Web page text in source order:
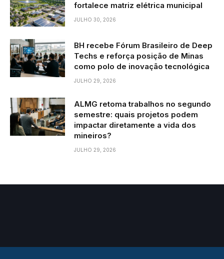
fortalece matriz elétrica municipal
JULHO 30, 2026
BH recebe Fórum Brasileiro de Deep
Techs e reforça posição de Minas
como polo de inovação tecnológica
JULHO 29, 2026
ALMG retoma trabalhos no segundo
semestre: quais projetos podem
impactar diretamente a vida dos
mineiros?
JULHO 29, 2026